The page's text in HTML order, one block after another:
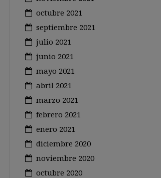
octubre 2021
septiembre 2021
julio 2021
junio 2021
mayo 2021
abril 2021
marzo 2021
febrero 2021
enero 2021
diciembre 2020
noviembre 2020
octubre 2020